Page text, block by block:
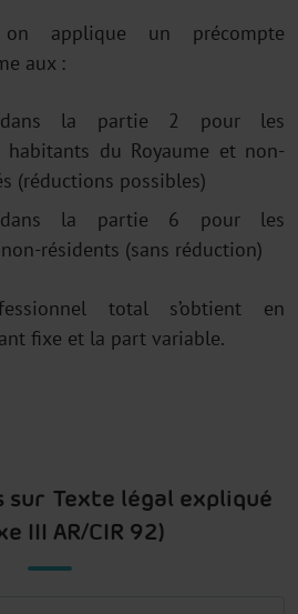
applique un précompte
aux :
dans la partie 2 pour les
habitants du Royaume et non-
(réductions possibles)
dans la partie 6 pour les
résidents (sans réduction)
total s’obtient en
fixe et la part variable.
sur Texte légal expliqué
III AR/CIR 92)